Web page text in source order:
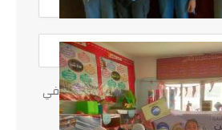
الإلكتروني، والموقع الإلكتروني في
المرة المقبلة في تعليقي.